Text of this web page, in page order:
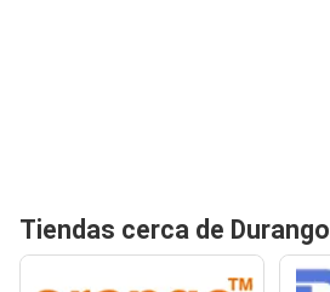
Tiendas cerca de Durango